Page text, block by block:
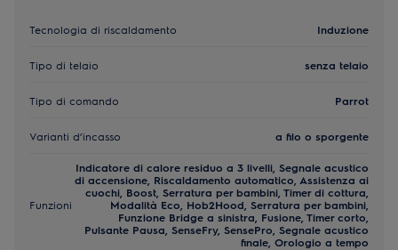
Tecnologia di riscaldamento Induzione
Tipo di telaio senza telaio
Tipo di comando Parrot
Varianti d’incasso a filo o sporgente
Funzioni
Indicatore di calore residuo a 3 livelli, Segnale acustico
di accensione, Riscaldamento automatico, Assistenza ai
cuochi, Boost, Serratura per bambini, Timer di cottura,
Modalità Eco, Hob2Hood, Serratura per bambini,
Funzione Bridge a sinistra, Fusione, Timer corto,
Pulsante Pausa, SenseFry, SensePro, Segnale acustico
finale, Orologio a tempo